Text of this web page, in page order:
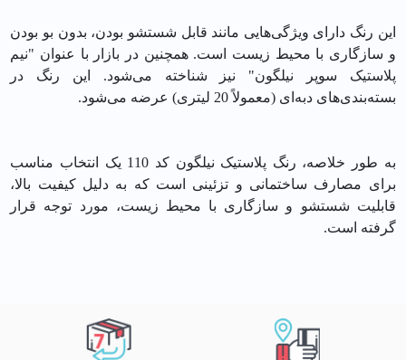
این رنگ دارای ویژگی‌هایی مانند قابل شستشو بودن، بدون بو بودن
و سازگاری با محیط زیست است.همچنین در بازار با عنوان "نیم
پلاستیک سوپر نیلگون" نیز شناخته می‌شود.
این رنگ در
بسته‌بندی‌های دبه‌ای (معمولاً 20 لیتری) عرضه می‌شود.
به طور خلاصه، رنگ پلاستیک نیلگون کد 110 یک انتخاب مناسب
برای مصارف ساختمانی و تزئینی است که به دلیل کیفیت بالا،
قابلیت شستشو و سازگاری با محیط زیست، مورد توجه قرار
گرفته است.